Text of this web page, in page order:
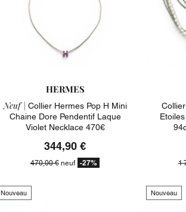
HERMES
Neuf | Collier Hermes Pop H Mini
Chaine Dore Pendentif Laque
Violet Necklace 470€
344,90 €
470,00 € neuf -27% 1
Nouveau Nouveau